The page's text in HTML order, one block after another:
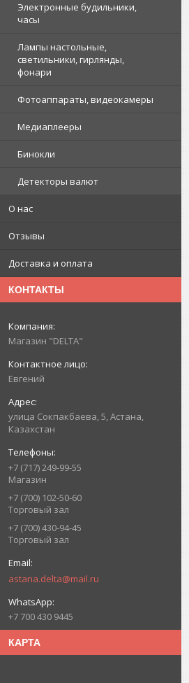
Электронные будильники,
часы
Лампы настольные,
светильники, гирлянды,
фонари
Фотоаппараты, видеокамеры
Медиаплееры
Бинокли
Детекторы валют
О нас
Отзывы
Доставка и оплата
КОНТАКТЫ
Магазин "DELTA"
Евгений
улица Сокпакбаева, 5, Астана,
Казахстан
+7 (717) 249-99-55
Магазин
+7 (700) 102-50-60
Торговый зал
+7 (700) 430-94-45
Торговый зал
astana.delta@mail.ru
+7 700 430 9445
КАРТА